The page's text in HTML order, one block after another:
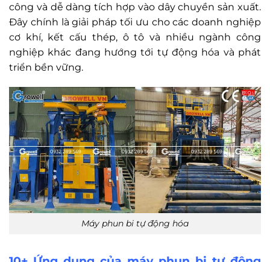
công và dễ dàng tích hợp vào dây chuyền sản xuất.
Đây chính là giải pháp tối ưu cho các doanh nghiệp
cơ khí, kết cấu thép, ô tô và nhiều ngành công
nghiệp khác đang hướng tới tự động hóa và phát
triển bền vững.
Máy phun bi tự động hóa